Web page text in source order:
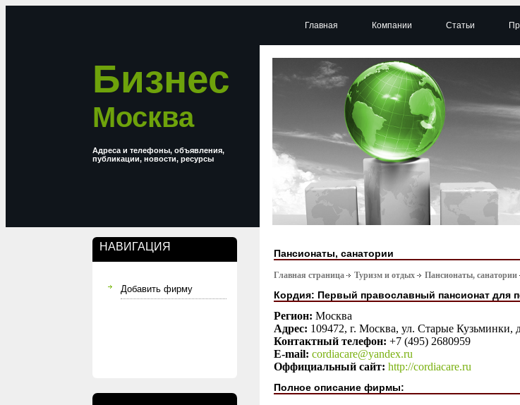
Бизнес
Москва
Адреса и телефоны, объявления,
публикации, новости, ресурсы
НАВИГАЦИЯ
Добавить фирму
Главная Компании Статьи
Пансионаты, санатории
Главная страница Туризм и отдых Пансионаты, санатории
Кордия: Первый православный пансионат для
Регион: Москва
Адрес: 109472, г. Москва, ул. Старые Кузьминки,
Контактный телефон: +7 (495) 2680959
E-mail: cordiacare@yandex.ru
Оффициальный сайт: http://cordiacare.ru
Полное описание фирмы: